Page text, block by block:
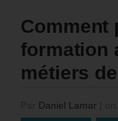
Comment
formation
métiers
Daniel Lamar